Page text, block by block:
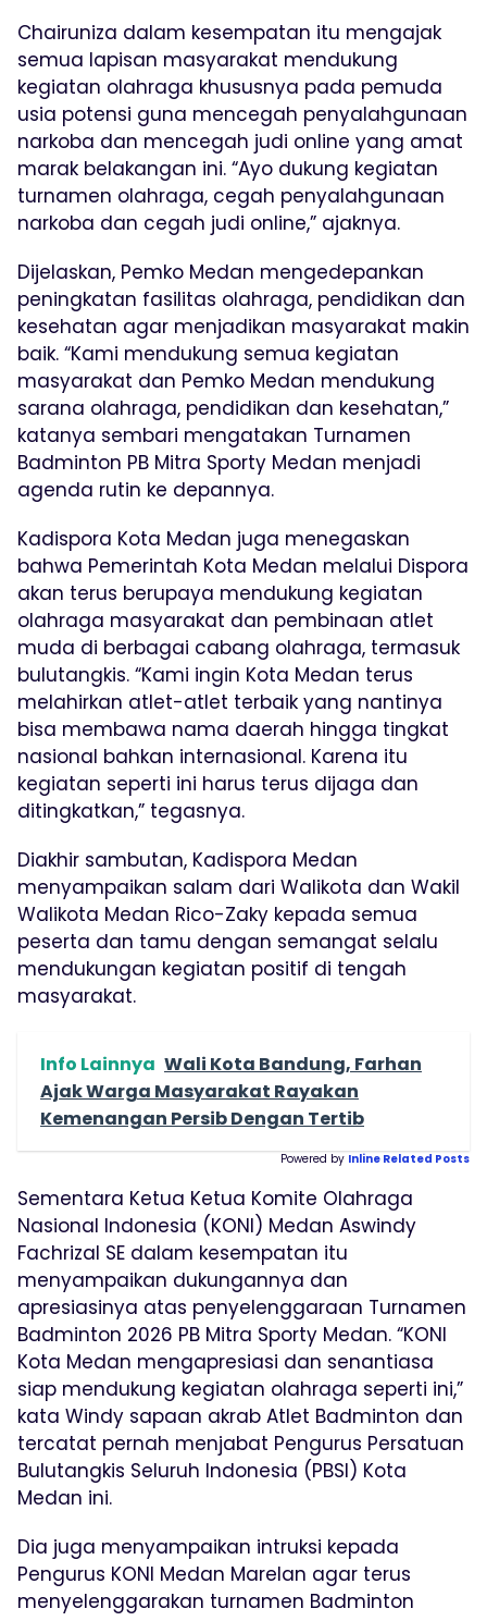
Chairuniza dalam kesempatan itu mengajak
semua lapisan masyarakat mendukung
kegiatan olahraga khususnya pada pemuda
usia potensi guna mencegah penyalahgunaan
narkoba dan mencegah judi online yang amat
marak belakangan ini. “Ayo dukung kegiatan
turnamen olahraga, cegah penyalahgunaan
narkoba dan cegah judi online,” ajaknya.
Dijelaskan, Pemko Medan mengedepankan
peningkatan fasilitas olahraga, pendidikan dan
kesehatan agar menjadikan masyarakat makin
baik. “Kami mendukung semua kegiatan
masyarakat dan Pemko Medan mendukung
sarana olahraga, pendidikan dan kesehatan,”
katanya sembari mengatakan Turnamen
Badminton PB Mitra Sporty Medan menjadi
agenda rutin ke depannya.
Kadispora Kota Medan juga menegaskan
bahwa Pemerintah Kota Medan melalui Dispora
akan terus berupaya mendukung kegiatan
olahraga masyarakat dan pembinaan atlet
muda di berbagai cabang olahraga, termasuk
bulutangkis. “Kami ingin Kota Medan terus
melahirkan atlet-atlet terbaik yang nantinya
bisa membawa nama daerah hingga tingkat
nasional bahkan internasional. Karena itu
kegiatan seperti ini harus terus dijaga dan
ditingkatkan,” tegasnya.
Diakhir sambutan, Kadispora Medan
menyampaikan salam dari Walikota dan Wakil
Walikota Medan Rico-Zaky kepada semua
peserta dan tamu dengan semangat selalu
mendukungan kegiatan positif di tengah
masyarakat.
Info Lainnya Wali Kota Bandung, Farhan
Ajak Warga Masyarakat Rayakan
Kemenangan Persib Dengan Tertib
Powered by Inline Related Posts
Sementara Ketua Ketua Komite Olahraga
Nasional Indonesia (KONI) Medan Aswindy
Fachrizal SE dalam kesempatan itu
menyampaikan dukungannya dan
apresiasinya atas penyelenggaraan Turnamen
Badminton 2026 PB Mitra Sporty Medan. “KONI
Kota Medan mengapresiasi dan senantiasa
siap mendukung kegiatan olahraga seperti ini,”
kata Windy sapaan akrab Atlet Badminton dan
tercatat pernah menjabat Pengurus Persatuan
Bulutangkis Seluruh Indonesia (PBSI) Kota
Medan ini.
Dia juga menyampaikan intruksi kepada
Pengurus KONI Medan Marelan agar terus
menyelenggarakan turnamen Badminton